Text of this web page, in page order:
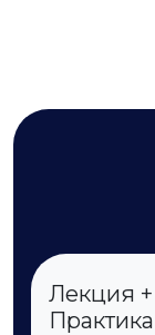
Лекция +
Практика